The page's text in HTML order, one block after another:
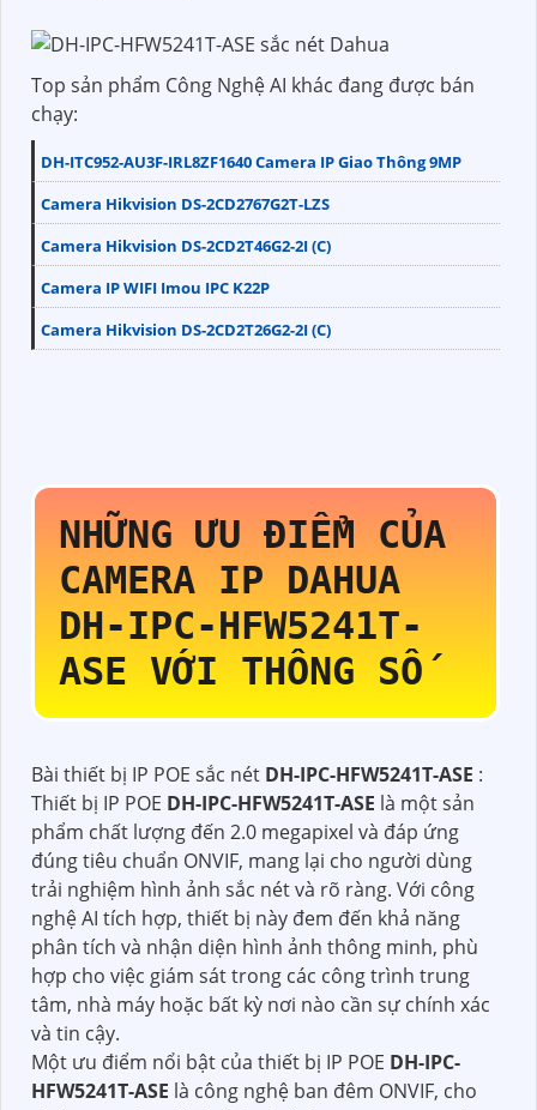
Top sản phẩm Công Nghệ AI khác đang được bán
chạy:
DH-ITC952-AU3F-IRL8ZF1640 Camera IP Giao Thông 9MP
Camera Hikvision DS-2CD2767G2T-LZS
Camera Hikvision DS-2CD2T46G2-2I (C)
Camera IP WIFI Imou IPC K22P
Camera Hikvision DS-2CD2T26G2-2I (C)
NHỮNG ƯU ĐIỂM CỦA
CAMERA IP DAHUA
DH-IPC-HFW5241T-
ASE VỚI THÔNG SỐ
Bài thiết bị IP POE sắc nét DH-IPC-HFW5241T-ASE :
Thiết bị IP POE DH-IPC-HFW5241T-ASE là một sản
phẩm chất lượng đến 2.0 megapixel và đáp ứng
đúng tiêu chuẩn ONVIF, mang lại cho người dùng
trải nghiệm hình ảnh sắc nét và rõ ràng. Với công
nghệ AI tích hợp, thiết bị này đem đến khả năng
phân tích và nhận diện hình ảnh thông minh, phù
hợp cho việc giám sát trong các công trình trung
tâm, nhà máy hoặc bất kỳ nơi nào cần sự chính xác
và tin cậy.
Một ưu điểm nổi bật của thiết bị IP POE DH-IPC-
HFW5241T-ASE là công nghệ ban đêm ONVIF, cho